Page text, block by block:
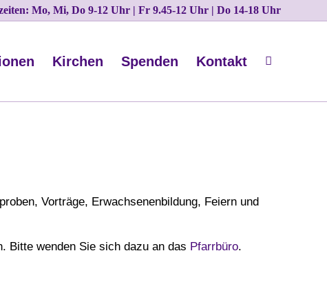
Mo, Mi, Do 9-12 Uhr | Fr 9.45-12 Uhr | Do 14-18 Uhr
Kirchen Spenden Kontakt
Vorträge, Erwachsenenbildung, Feiern und
Bitte wenden Sie sich dazu an das Pfarrbüro.